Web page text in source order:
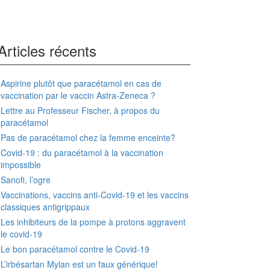
récents
Aspirine plutôt que paracétamol en cas de
vaccination par le vaccin Astra-Zeneca ?
Lettre au Professeur Fischer, à propos du
paracétamol
Pas de paracétamol chez la femme enceinte?
Covid-19 : du paracétamol à la vaccination
impossible
Sanofi, l’ogre
Vaccinations, vaccins anti-Covid-19 et les vaccins
classiques antigrippaux
Les inhibiteurs de la pompe à protons aggravent
le covid-19
Le bon paracétamol contre le Covid-19
L’irbésartan Mylan est un faux générique!